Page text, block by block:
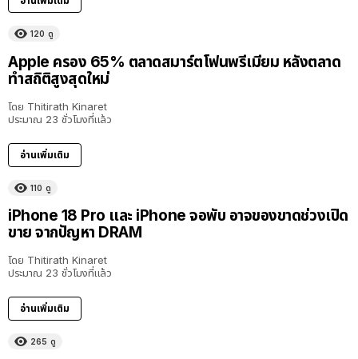
120 ดู
Apple ครอง 65% ตลาดสมาร์ตโฟนพรีเมียม หลังตลาด
ทำสถิติสูงสุดใหม่
โดย Thitirath Kinaret
ประมาณ 23 ชั่วโมงที่แล้ว
อ่านเพิ่มเติม
110 ดู
iPhone 18 Pro และ iPhone จอพับ อาจของขาดช่วงเปิด
ขาย จากปัญหา DRAM
โดย Thitirath Kinaret
ประมาณ 23 ชั่วโมงที่แล้ว
อ่านเพิ่มเติม
265 ดู